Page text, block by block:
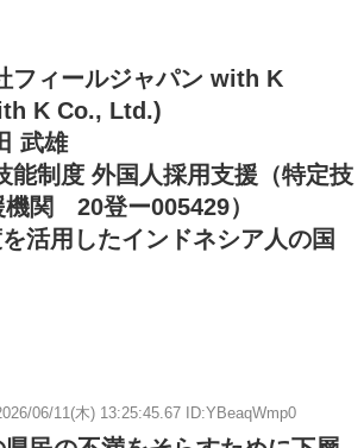
フィールジャパン with K
K Co., Ltd.)
武雄
能制度 外国人採用支援（特定技
関 20登ー005429）
活用したインドネシア人の国
06/11(木) 13:25:45.67 ID:YBeaqWmp0